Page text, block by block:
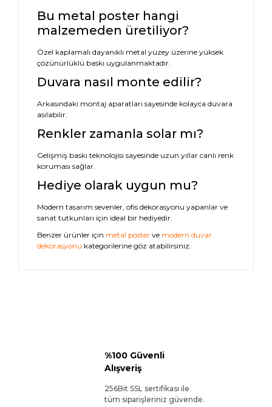
Bu metal poster hangi
malzemeden üretiliyor?
Özel kaplamalı dayanıklı metal yüzey üzerine yüksek
çözünürlüklü baskı uygulanmaktadır.
Duvara nasıl monte edilir?
Arkasındaki montaj aparatları sayesinde kolayca duvara
asılabilir.
Renkler zamanla solar mı?
Gelişmiş baskı teknolojisi sayesinde uzun yıllar canlı renk
koruması sağlar.
Hediye olarak uygun mu?
Modern tasarım sevenler, ofis dekorasyonu yapanlar ve
sanat tutkunları için ideal bir hediyedir.
Benzer ürünler için metal poster ve modern duvar
dekorasyonu kategorilerine göz atabilirsiniz.
%100 Güvenli
Alışveriş
256Bit SSL sertifikası ile
tüm siparişleriniz güvende.